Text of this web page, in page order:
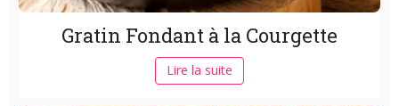
Gratin Fondant à la Courgette
Lire la suite